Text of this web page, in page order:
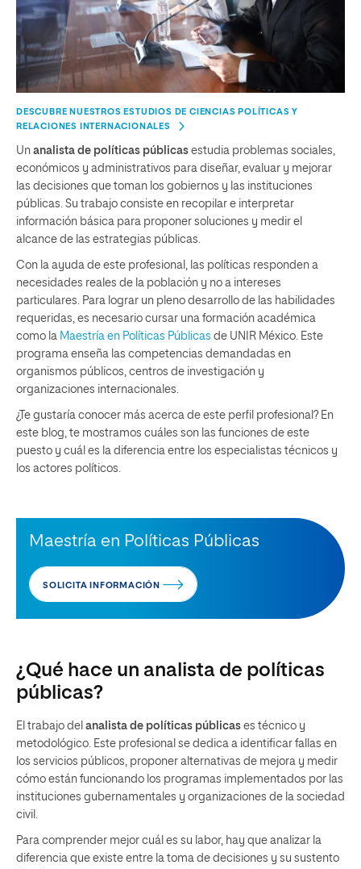
DESCUBRE NUESTROS ESTUDIOS DE CIENCIAS POLÍTICAS Y
RELACIONES INTERNACIONALES
Un analista de políticas públicas estudia problemas sociales,
económicos y administrativos para diseñar, evaluar y mejorar
las decisiones que toman los gobiernos y las instituciones
públicas. Su trabajo consiste en recopilar e interpretar
información básica para proponer soluciones y medir el
alcance de las estrategias públicas.
Con la ayuda de este profesional, las políticas responden a
necesidades reales de la población y no a intereses
particulares. Para lograr un pleno desarrollo de las habilidades
requeridas, es necesario cursar una formación académica
como la Maestría en Políticas Públicas de UNIR México. Este
programa enseña las competencias demandadas en
organismos públicos, centros de investigación y
organizaciones internacionales.
¿Te gustaría conocer más acerca de este perfil profesional? En
este blog, te mostramos cuáles son las funciones de este
puesto y cuál es la diferencia entre los especialistas técnicos y
los actores políticos.
Maestría en Políticas Públicas
SOLICITA INFORMACIÓN
¿Qué hace un analista de políticas
públicas?
El trabajo del analista de políticas públicas es técnico y
metodológico. Este profesional se dedica a identificar fallas en
los servicios públicos, proponer alternativas de mejora y medir
cómo están funcionando los programas implementados por las
instituciones gubernamentales y organizaciones de la sociedad
civil.
Para comprender mejor cuál es su labor, hay que analizar la
diferencia que existe entre la toma de decisiones y su sustento